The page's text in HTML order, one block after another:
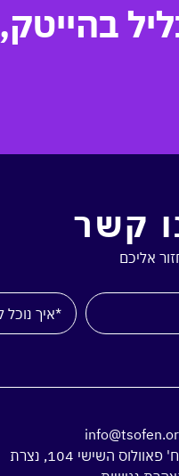
בהייטק,
קשר
אליכם
פאוולוס השישי 104, נצרת